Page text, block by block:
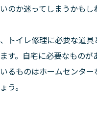
のか迷ってしまうかもし
トイレ修理に必要な道
す。自宅に必要なものが
るものはホームセンター
う。